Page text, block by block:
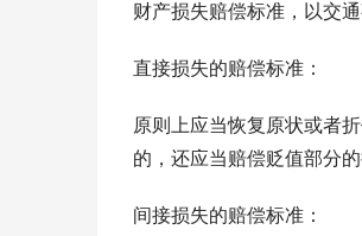
财产损失赔偿标准，以交
直接损失的赔偿标准：
原则上应当恢复原状或者
的，还应当赔偿贬值部分
间接损失的赔偿标准：